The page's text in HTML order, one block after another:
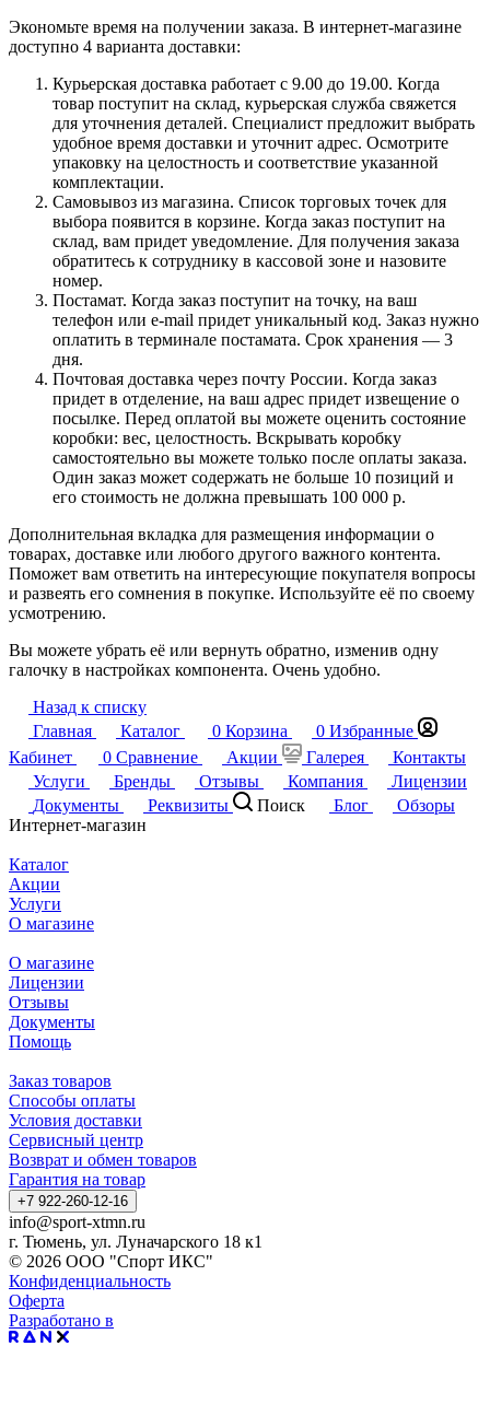
Экономьте время на получении заказа. В интернет-магазине
доступно 4 варианта доставки:
Курьерская доставка работает с 9.00 до 19.00. Когда
товар поступит на склад, курьерская служба свяжется
для уточнения деталей. Специалист предложит выбрать
удобное время доставки и уточнит адрес. Осмотрите
упаковку на целостность и соответствие указанной
комплектации.
Самовывоз из магазина. Список торговых точек для
выбора появится в корзине. Когда заказ поступит на
склад, вам придет уведомление. Для получения заказа
обратитесь к сотруднику в кассовой зоне и назовите
номер.
Постамат. Когда заказ поступит на точку, на ваш
телефон или e-mail придет уникальный код. Заказ нужно
оплатить в терминале постамата. Срок хранения — 3
дня.
Почтовая доставка через почту России. Когда заказ
придет в отделение, на ваш адрес придет извещение о
посылке. Перед оплатой вы можете оценить состояние
коробки: вес, целостность. Вскрывать коробку
самостоятельно вы можете только после оплаты заказа.
Один заказ может содержать не больше 10 позиций и
его стоимость не должна превышать 100 000 р.
Дополнительная вкладка для размещения информации о
товарах, доставке или любого другого важного контента.
Поможет вам ответить на интересующие покупателя вопросы
и развеять его сомнения в покупке. Используйте её по своему
усмотрению.
Вы можете убрать её или вернуть обратно, изменив одну
галочку в настройках компонента. Очень удобно.
Назад к списку
Главная
Каталог 0 Корзина 0 Избранные
Кабинет
0 Сравнение Акции Галерея
Контакты
Услуги
Бренды Отзывы Компания
Лицензии
Документы
Реквизиты Поиск Блог
Обзоры
Интернет-магазин
Каталог
Акции
Услуги
О магазине
О магазине
Лицензии
Отзывы
Документы
Помощь
Заказ товаров
Способы оплаты
Условия доставки
Сервисный центр
Возврат и обмен товаров
Гарантия на товар
+7 922-260-12-16
info@sport-xtmn.ru
г. Тюмень, ул. Луначарского 18 к1
© 2026 ООО "Спорт ИКС"
Конфиденциальность
Оферта
Разработано в